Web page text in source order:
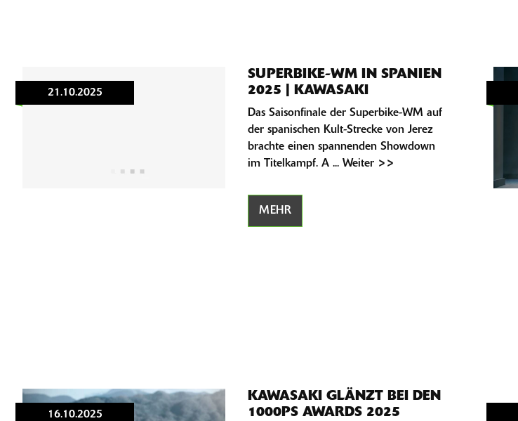
21.10.2025
SUPERBIKE-WM IN SPANIEN
2025 | KAWASAKI
Das Saisonfinale der Superbike-WM auf
der spanischen Kult-Strecke von Jerez
brachte einen spannenden Showdown
im Titelkampf. A ... Weiter >>
MEHR
16.10.2025
KAWASAKI GLÄNZT BEI DEN
1000PS AWARDS 2025